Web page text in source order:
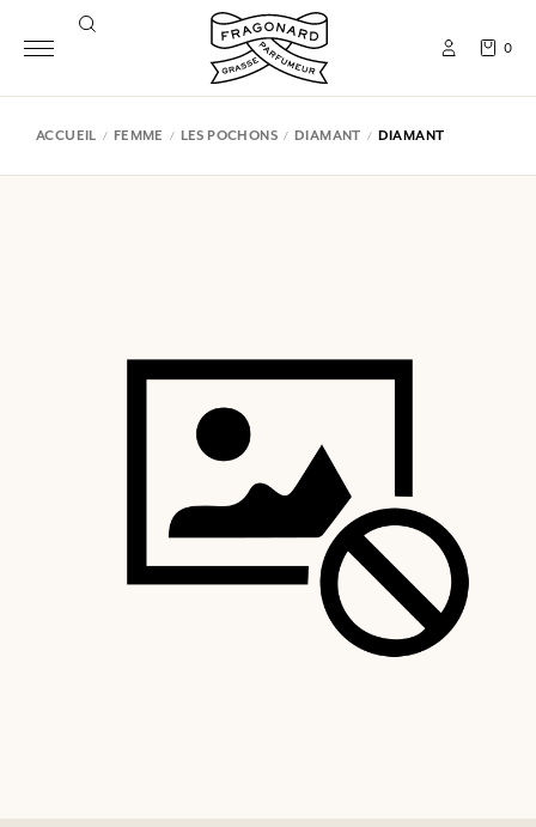
0
ACCUEIL FEMME LES POCHONS DIAMANT DIAMANT